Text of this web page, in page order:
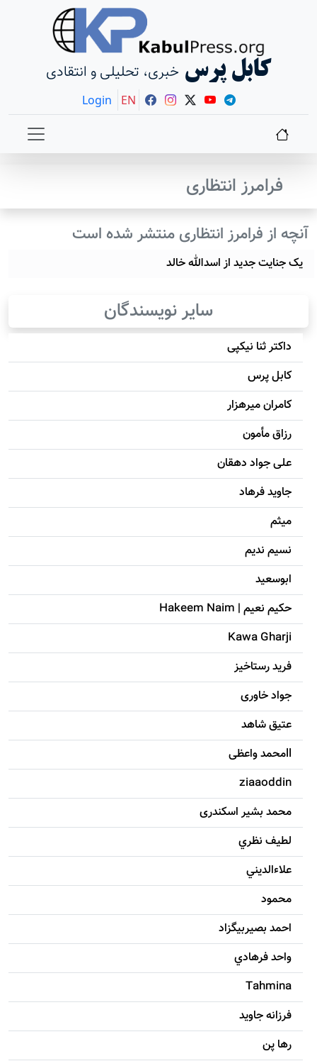
کابل پرس خبری، تحلیلی و انتقادی
Login EN
فرامرز انتظاری
آنچه از فرامرز انتظاری منتشر شده است
یک جنایت جدید از اسدالله خالد
سایر نویسندگان
داکتر ثنا نیکپی
کابل پرس
کامران میرهزار
رزاق مأمون
علی جواد دهقان
جاويد فرهاد
میثم
نسیم ندیم
ابوسعيد
حکيم نعيم | Hakeem Naim
Kawa Gharji
فرید رستاخیز
جواد خاوری
عتیق شاهد
llمحمد واعظی
ziaaoddin
محمد بشیر اسکندری
لطيف نظري
علاءالديني
محمود
احمد بصيربيگزاد
واحد فرهادي
Tahmina
فرزانه جاويد
رها پن